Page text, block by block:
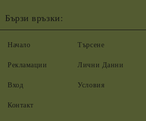
Бързи връзки:
Начало
Рекламации
Вход
Контакт
Търсене
Лични Данни
Условия